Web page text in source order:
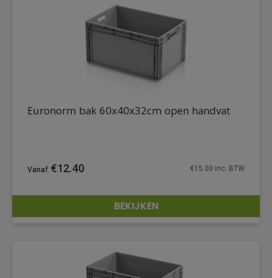
DETAILS
Euronorm bak 60x40x32cm open handvat
€12.40 €15.00 inc. BTW
BEKIJKEN